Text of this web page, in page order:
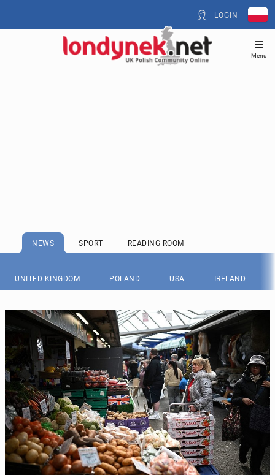
LOGIN
Menu
NEWS SPORT READING ROOM
UNITED KINGDOM POLAND USA IRELAND